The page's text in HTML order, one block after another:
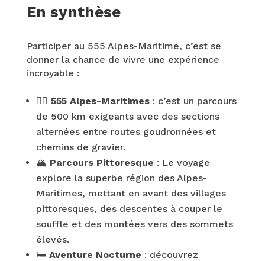
En synthèse
Participer au 555 Alpes-Maritime, c’est se
donner la chance de vivre une expérience
incroyable :
🚴‍♂️ 555 Alpes-Maritimes: c’est un parcours
de 500 km exigeants avec des sections
alternées entre routes goudronnées et
chemins de gravier.
🏔️ Parcours Pittoresque : Le voyage
explore la superbe région des Alpes-
Maritimes, mettant en avant des villages
pittoresques, des descentes à couper le
souffle et des montées vers des sommets
élevés.
🛏️ Aventure Nocturne : découvrez